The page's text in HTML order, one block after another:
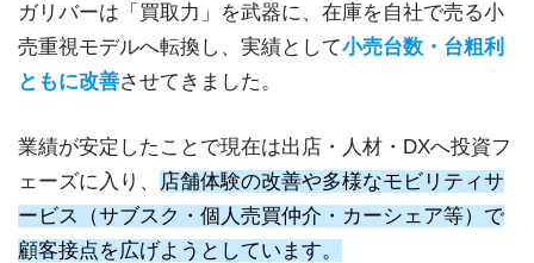
ガリバーは「買取力」を武器に、在庫を自社で売る小
売重視モデルへ転換し、実績として小売台数・台粗利
ともに改善させてきました。
業績が安定したことで現在は出店・人材・DXへ投資フ
ェーズに入り、
店舗体験の改善や多様なモビリティサ
ービス（サブスク・個人売買仲介・カーシェア等）で
顧客接点を広げようとしています。